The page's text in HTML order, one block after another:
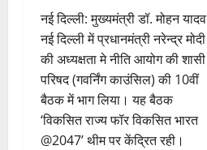
नई दिल्ली: मुख्यमंत्री डॉ. मोहन यादव
नई दिल्ली में प्रधानमंत्री नरेन्द्र मोदी
की अध्यक्षता मे नीति आयोग की शासी
परिषद (गवर्निंग काउंसिल) की 10वीं
बैठक में भाग लिया। यह बैठक
‘विकसित राज्य फॉर विकसित भारत
@2047’ थीम पर केंद्रित रही।